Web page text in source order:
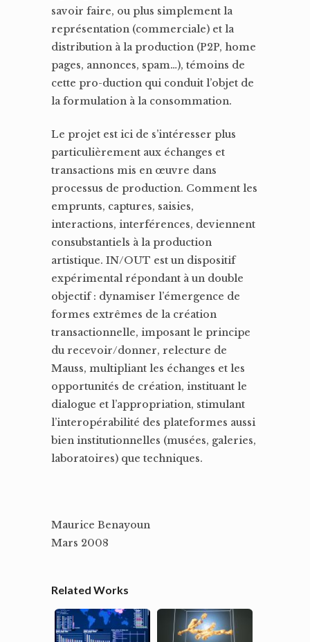
savoir faire, ou plus simplement la
représentation (commerciale) et la
distribution à la production (P2P, home
pages, annonces, spam…), témoins de
cette pro-duction qui conduit l’objet de
la formulation à la consommation.
Le projet est ici de s’intéresser plus
particulièrement aux échanges et
transactions mis en œuvre dans
processus de production. Comment les
emprunts, captures, saisies,
interactions, interférences, deviennent
consubstantiels à la production
artistique. IN/OUT est un dispositif
expérimental répondant à un double
objectif : dynamiser l’émergence de
formes extrêmes de la création
transactionnelle, imposant le principe
du recevoir/donner, relecture de
Mauss, multipliant les échanges et les
opportunités de création, instituant le
dialogue et l’appropriation, stimulant
l’interopérabilité des plateformes aussi
bien institutionnelles (musées, galeries,
laboratoires) que techniques.
Maurice Benayoun
Mars 2008
Related Works